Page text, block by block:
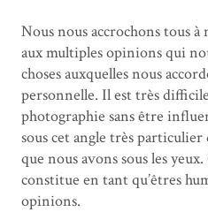
Nous nous accrochons tous à
aux multiples opinions qui
choses auxquelles nous
personnelle. Il est très
photographie sans être
sous cet angle très
que nous avons sous les
constitue en tant qu’êtres
opinions.